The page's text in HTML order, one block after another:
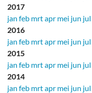
2017
jan feb mrtapr mei jun jul
2016
jan feb mrtapr mei jun jul
2015
jan feb mrtapr mei jun jul
2014
jan feb mrtapr mei jun jul